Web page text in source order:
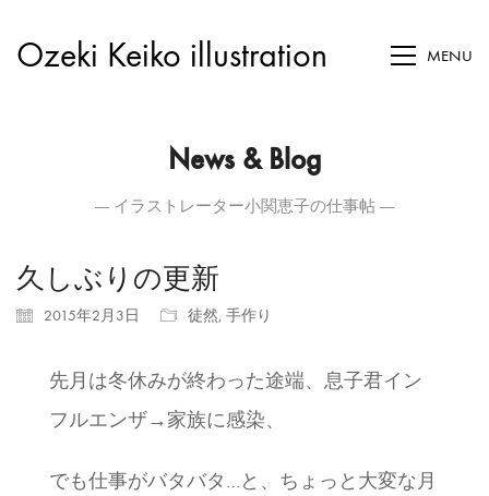
Ozeki Keiko illustration MENU
News & Blog
― イラストレーター小関恵子の仕事帖 ―
久しぶりの更新
2015年2月3日 徒然, 手作り
先月は冬休みが終わった途端、息子君イン
フルエンザ→家族に感染、
でも仕事がバタバタ…と、ちょっと大変な月